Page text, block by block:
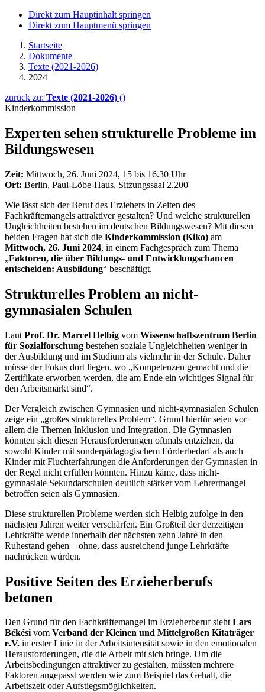
Direkt zum Hauptinhalt springen
Direkt zum Hauptmenü springen
Startseite
Dokumente
Texte (2021-2026)
2024
zurück zu: Texte (2021-2026) ()
Kinderkommission
Experten sehen strukturelle Probleme im
Bildungswesen
Zeit: Mittwoch, 26. Juni 2024, 15 bis 16.30 Uhr
Ort: Berlin, Paul-Löbe-Haus, Sitzungssaal 2.200
Wie lässt sich der Beruf des Erziehers in Zeiten des
Fachkräftemangels attraktiver gestalten? Und welche strukturellen
Ungleichheiten bestehen im deutschen Bildungswesen? Mit diesen
beiden Fragen hat sich die Kinderkommission (Kiko) am
Mittwoch, 26. Juni 2024, in einem Fachgespräch zum Thema
„Faktoren, die über Bildungs- und Entwicklungschancen
entscheiden: Ausbildung“ beschäftigt.
Strukturelles Problem an nicht-
gymnasialen Schulen
Laut Prof. Dr. Marcel Helbig vom Wissenschaftszentrum Berlin
für Sozialforschung bestehen soziale Ungleichheiten weniger in
der Ausbildung und im Studium als vielmehr in der Schule. Daher
müsse der Fokus dort liegen, wo „Kompetenzen gemacht und die
Zertifikate erworben werden, die am Ende ein wichtiges Signal für
den Arbeitsmarkt sind“.
Der Vergleich zwischen Gymnasien und nicht-gymnasialen Schulen
zeige ein „großes strukturelles Problem“. Grund hierfür seien vor
allem die Themen Inklusion und Integration. Die Gymnasien
könnten sich diesen Herausforderungen oftmals entziehen, da
sowohl Kinder mit sonderpädagogischem Förderbedarf als auch
Kinder mit Fluchterfahrungen die Anforderungen der Gymnasien in
der Regel nicht erfüllen könnten. Hinzu käme, dass nicht-
gymnasiale Sekundarschulen deutlich stärker vom Lehrermangel
betroffen seien als Gymnasien.
Diese strukturellen Probleme werden sich Helbig zufolge in den
nächsten Jahren weiter verschärfen. Ein Großteil der derzeitigen
Lehrkräfte werde innerhalb der nächsten zehn Jahre in den
Ruhestand gehen – ohne, dass ausreichend junge Lehrkräfte
nachrücken würden.
Positive Seiten des Erzieherberufs
betonen
Den Grund für den Fachkräftemangel im Erzieherberuf siehtLars
Békésivom Verband der Kleinen und Mittelgroßen Kitaträger
e.V. in erster Linie in der Arbeitsintensität sowie in den emotionalen
Herausforderungen, die die Arbeit mit sich bringe. Um die
Arbeitsbedingungen attraktiver zu gestalten, müssten mehrere
Faktoren angepasst werden wie zum Beispiel das Gehalt, die
Arbeitszeit oder Aufstiegsmöglichkeiten.